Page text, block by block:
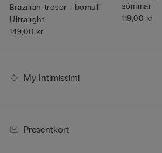
Brazilian trosor i bomull
Ultralight
149,00 kr
sömmar
119,00 kr
My Intimissimi
Presentkort